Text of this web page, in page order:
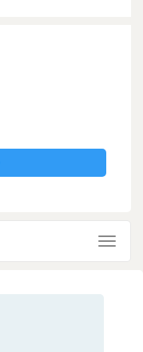
Toggle